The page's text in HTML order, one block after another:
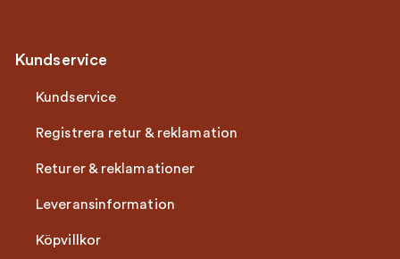
Kundservice
Kundservice
Registrera retur & reklamation
Returer & reklamationer
Leveransinformation
Köpvillkor